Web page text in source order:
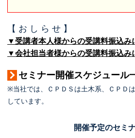
【 お し ら せ 】
▼受講者本人様からの受講料振込み
▼会社担当者様からの受講料振込み
セミナー開催スケジュール
※当社では、ＣＰＤＳは土木系、ＣＰＤ
しています。
開催予定のセミ